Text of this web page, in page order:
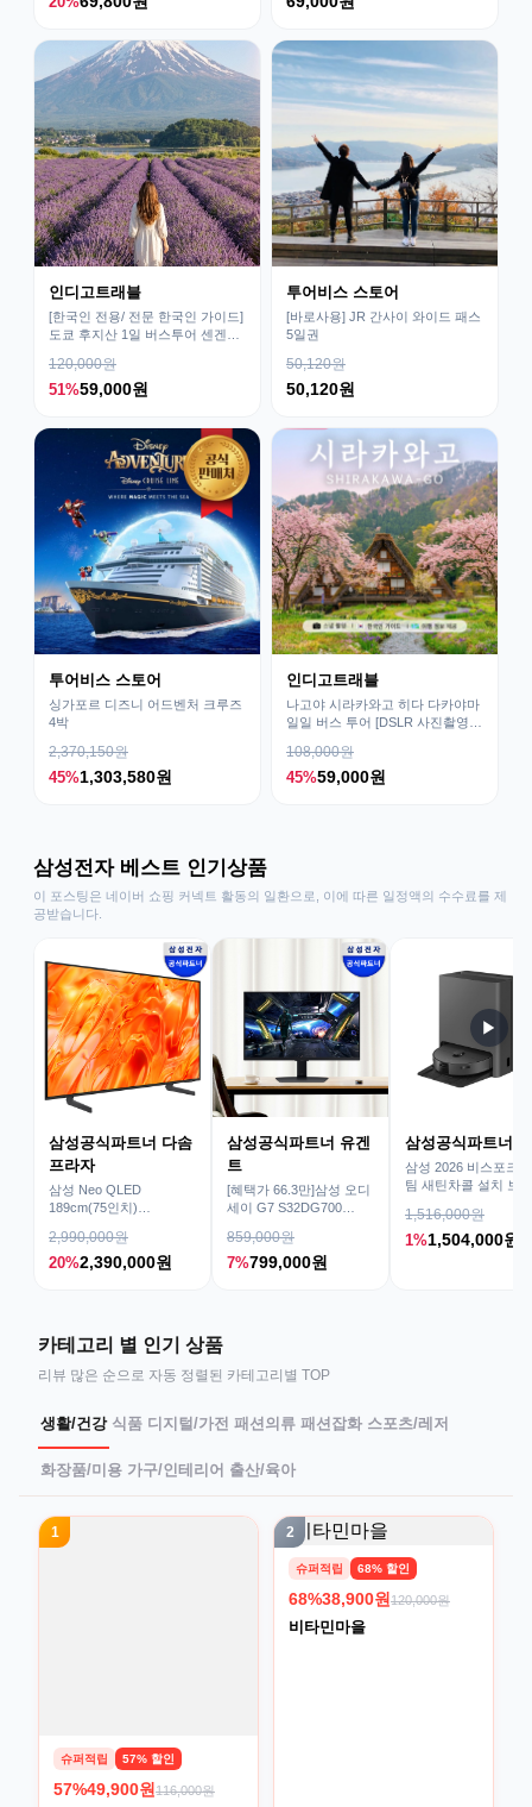
인디고트래블
[한국인 전용/ 전문 한국인 가이드]
도쿄 후지산 1일 버스투어 센겐공
120,000원
51%59,000원
투어비스 스토어
[바로사용] JR 간사이 와이드 패스
5일권
50,120원
50,120원
투어비스 스토어
싱가포르 디즈니 어드벤처 크루즈
4박
2,370,150원
45%1,303,580원
인디고트래블
나고야 시라카와고 히다 다카야마
일일 버스 투어 [DSLR 사진촬영
108,000원
45%59,000원
삼성전자 베스트 인기상품
이 포스팅은 네이버 쇼핑 커넥트 활동의 일환으로, 이에 따른 일정액의 수수료를 제
공받습니다.
삼성공식파트너 다솜
프라자
삼성 Neo QLED
189cm(75인치)
TV
2,990,000원
20%2,390,000원
삼성공식파트너 유겐
트
[혜택가 66.3만]삼성 오디
세이 G7 S32DG700
859,000원
7%799,000원
삼성공식파트너
삼성 2026 비스포크
팀 새틴차콜 설치 보
1,516,000원
1%1,504,000원
▶
카테고리 별 인기 상품
리뷰 많은 순으로 자동 정렬된 카테고리별 TOP
생활/건강 식품 디지털/가전 패션의류 패션잡화 스포츠/레저
화장품/미용 가구/인테리어 출산/육아
1
슈퍼적립 57% 할인
57%49,900원 116,000원
2
슈퍼적립 68% 할인
68%38,900원 120,000원
비타민마을